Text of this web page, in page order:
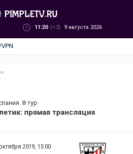
11:20 (+3) 9 августа 2026
8 тур
прямая трансляция
2019, 15:00